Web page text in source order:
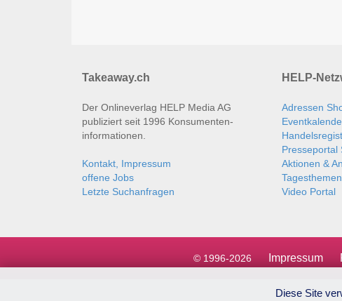
Takeaway.ch
Der Onlineverlag HELP Media AG
publiziert seit 1996 Konsumenten­
informationen.
Kontakt, Impressum
offene Jobs
Letzte Suchanfragen
HELP-
Adressen
Presseportal
Aktionen &
Tagesthemen
Video Portal
© 1996-2026 Impressum
Diese Site